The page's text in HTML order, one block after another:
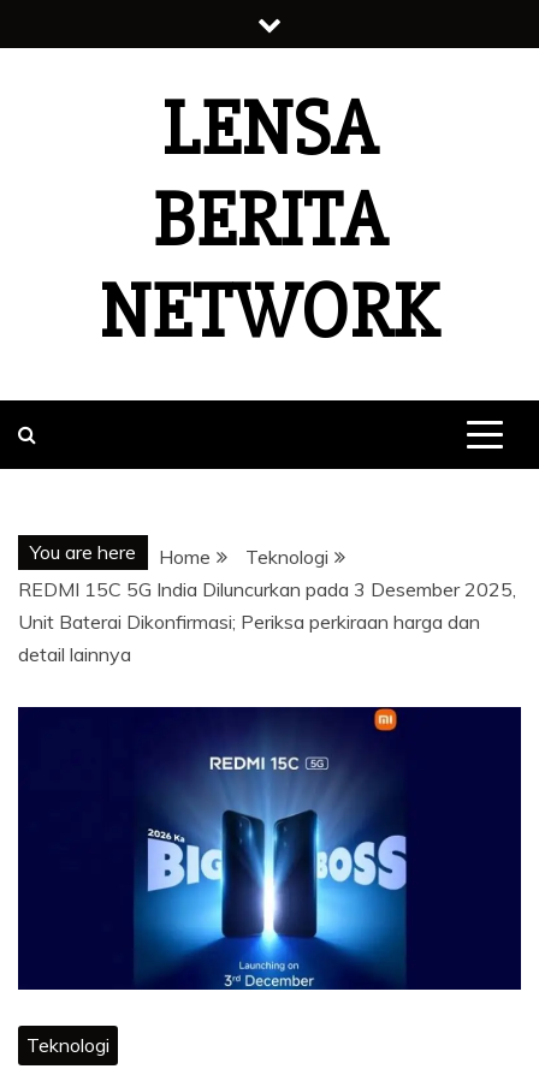
to
LENSA
BERITA
NETWORK
You are here Home
Teknologi
REDMI 15C 5G India Diluncurkan pada 3 Desember 2025,
Unit Baterai Dikonfirmasi; Periksa perkiraan harga dan
detail lainnya
Teknologi